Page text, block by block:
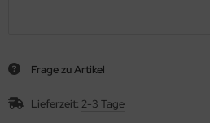
Frage zu Artikel
Lieferzeit: 2-3 Tage